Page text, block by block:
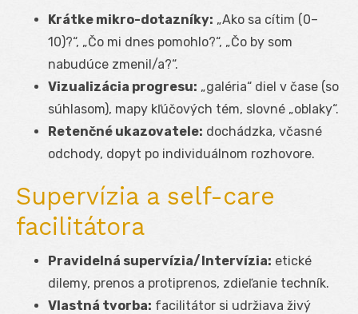
Krátke mikro-dotazníky: „Ako sa cítim (0–
10)?“, „Čo mi dnes pomohlo?“, „Čo by som
nabudúce zmenil/a?“.
Vizualizácia progresu: „galéria“ diel v čase (so
súhlasom), mapy kľúčových tém, slovné „oblaky“.
Retenčné ukazovatele: dochádzka, včasné
odchody, dopyt po individuálnom rozhovore.
Supervízia a self-care
facilitátora
Pravidelná supervízia/Intervízia: etické
dilemy, prenos a protiprenos, zdieľanie techník.
Vlastná tvorba: facilitátor si udržiava živý